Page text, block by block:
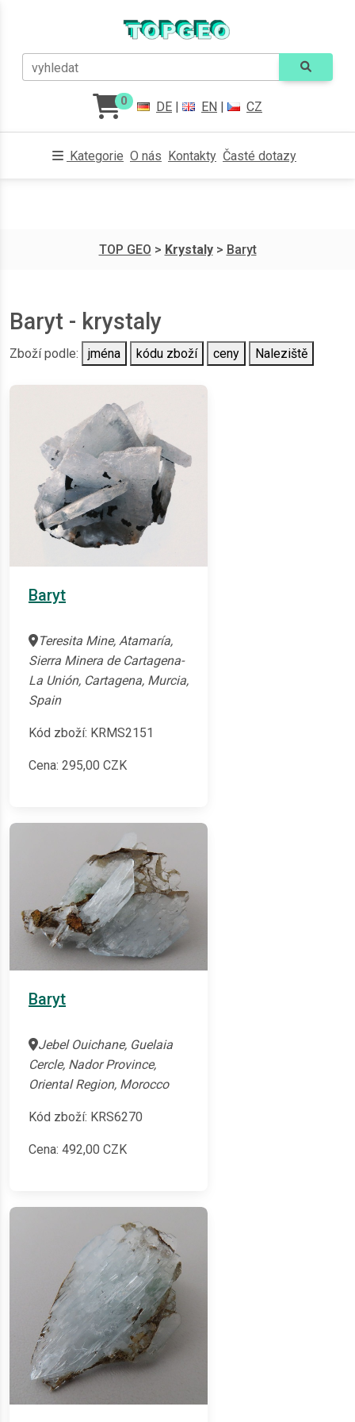
vyhledat
0 DE | EN | CZ
Kategorie O nás Kontakty Časté dotazy
TOP GEO > Krystaly> Baryt
Baryt - krystaly
Zboží podle: jména kódu zboží ceny Naleziště
Baryt
Teresita Mine, Atamaría,
Sierra Minera de Cartagena-
La Unión, Cartagena, Murcia,
Spain
Kód zboží: KRMS2151
Cena: 295,00 CZK
Baryt
Jebel Ouichane, Guelaia
Cercle, Nador Province,
Oriental Region, Morocco
Kód zboží: KRS6270
Cena: 492,00 CZK